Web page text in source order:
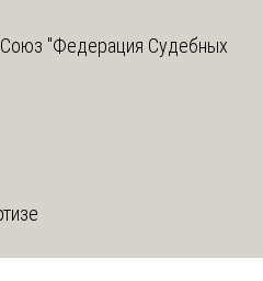
Союз "Федерация Судебных